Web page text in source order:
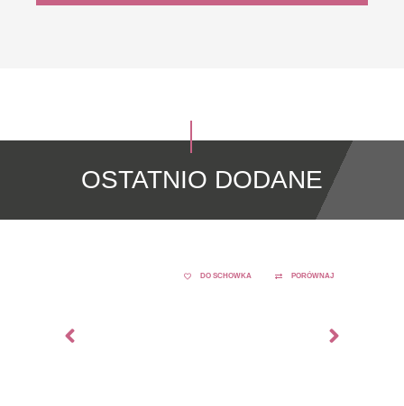
OSTATNIO DODANE
DO SCHOWKA PORÓWNAJ